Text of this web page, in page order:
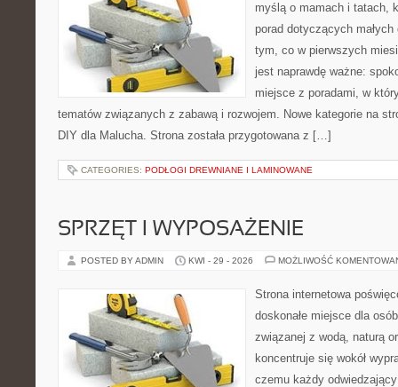
myślą o mamach i tatach,
porad dotyczących
tym, co w pierwszych
jest naprawdę ważne:
miejsce z poradami, w
tematów związanych z zabawą i rozwojem. Nowe kategorie na
DIY dla Malucha. Strona została przygotowana z […]
CATEGORIES: PODŁOGI DREWNIANE I LAMINOWANE
SPRZĘT I WYPOSAŻENIE
POSTED BY ADMIN KWI - 29 - 2026 MOŻLIWOŚĆ
Strona internetowa
doskonałe miejsce dla
związanej z wodą, naturą
koncentruje się wokół
czemu każdy